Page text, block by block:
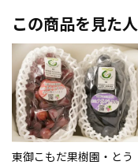
この商品を見た
東御こもだ果樹園・とう